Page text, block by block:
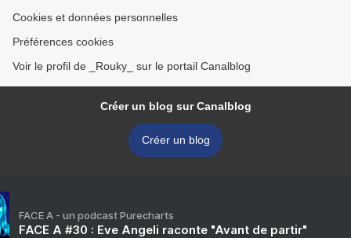
Cookies et données personnelles
Préférences cookies
Voir le profil de _Rouky_ sur le portail Canalblog
Créer un blog sur Canalblog
Créer un blog
FACE A - un podcast Purecharts
FACE A #30 : Eve Angeli raconte "Avant de partir"